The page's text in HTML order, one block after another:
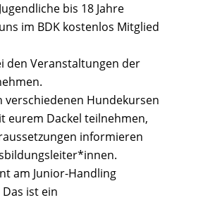
bis 18 Jahre
im BDK kostenlos Mitglied
den Veranstaltungen der
verschiedenen Hundekursen
eurem Dackel teilnehmen,
informieren
am Junior-Handling
ist ein